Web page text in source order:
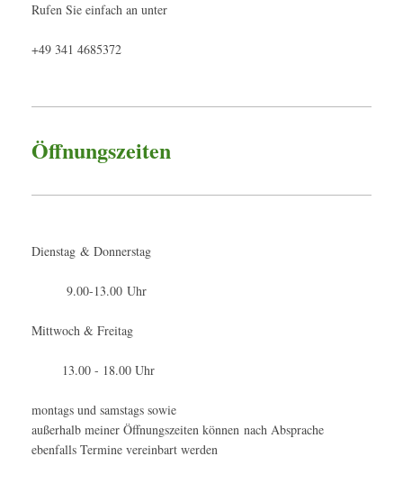
Rufen Sie einfach an unter
+49 341 4685372
Öffnungszeiten
Dienstag & Donnerstag
9.00-13.00 Uhr
Mittwoch & Freitag
13.00 - 18.00 Uhr
montags und samstags sowie
außerhalb meiner Öffnungszeiten können nach Absprache
ebenfalls Termine vereinbart werden